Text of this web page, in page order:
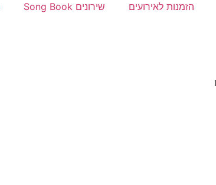
הזמנות לאירועים שירונים Song Book